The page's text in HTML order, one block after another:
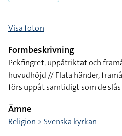
Visa foton
Formbeskrivning
Pekfingret, uppåtriktat och
huvudhöjd // Flata händer,
förs uppåt samtidigt som de
Ämne
Religion > Svenska kyrkan